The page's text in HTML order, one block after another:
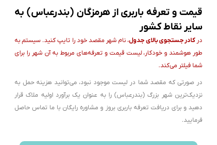
قیمت و تعرفه باربری از هرمزگان (بندرعباس) به
سایر نقاط کشور
درکادر جستجوی بالای جدول، نام شهر مقصد خود را تایپ کنید. سیستم به
طور هوشمند و خودکار، لیست قیمت و تعرفه‌های مربوط به آن شهر را برای
شما فیلتر می‌کند.
در صورتی که مقصد شما در لیست موجود نبود، می‌توانید هزینه حمل به
نزدیک‌ترین شهر بزرگ (بندرعباس) را به عنوان یک برآورد اولیه ملاک قرار
دهید و برای دریافت تعرفه باربری بروز و مشاوره رایگان با ما تماس حاصل
فرمایید.